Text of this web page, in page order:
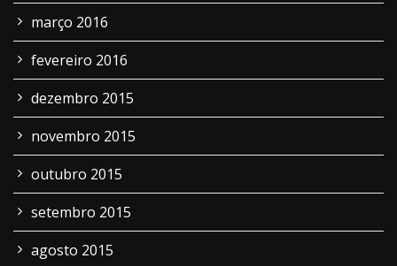
março 2016
fevereiro 2016
dezembro 2015
novembro 2015
outubro 2015
setembro 2015
agosto 2015